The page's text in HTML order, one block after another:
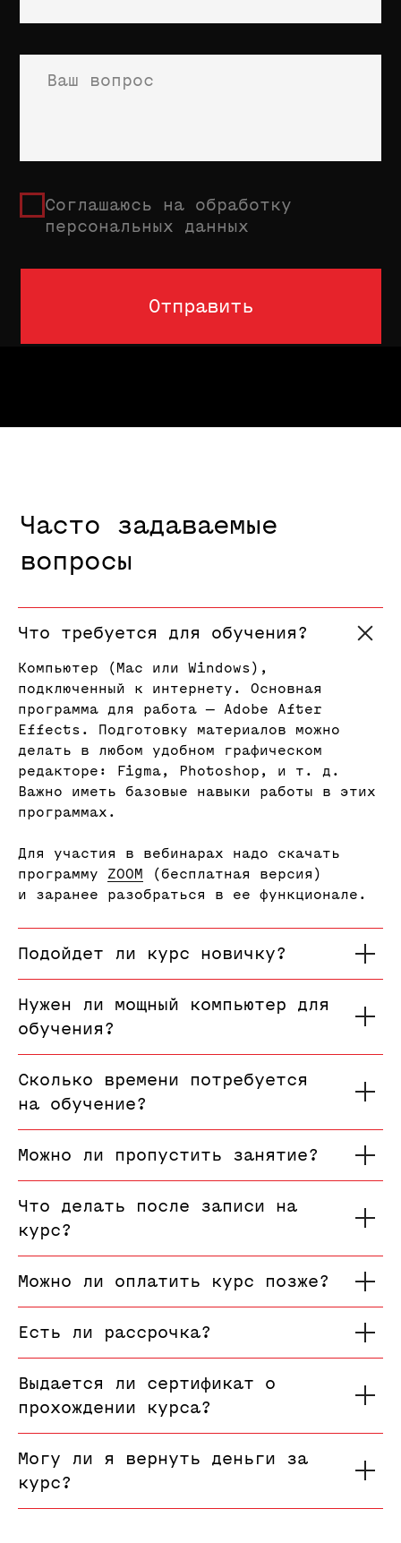
Что требуется для обучения?
Компьютер (Mac или Windows),
подключенный к интернету. Основная
программа для работа — Adobe After
Effects. Подготовку материалов можно
делать в любом удобном графическом
редакторе: Figma, Photoshop, и т. д.
Важно иметь базовые навыки работы в этих
программах.
Для участия в вебинарах надо скачать
программу ZOOM
(бесплатная версия)
и заранее разобраться в ее функционале.
Подойдет ли курс новичку?
Нужен ли мощный компьютер для
обучения?
Сколько времени потребуется
на обучение?
Можно ли пропустить занятие?
Что делать после записи на
курс?
Можно ли оплатить курс позже?
Есть ли рассрочка?
Выдается ли сертификат о
прохождении курса?
Могу ли я вернуть деньги за
курс?